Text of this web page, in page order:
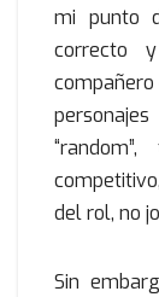
mi punto
correcto
del rol, no
Sin